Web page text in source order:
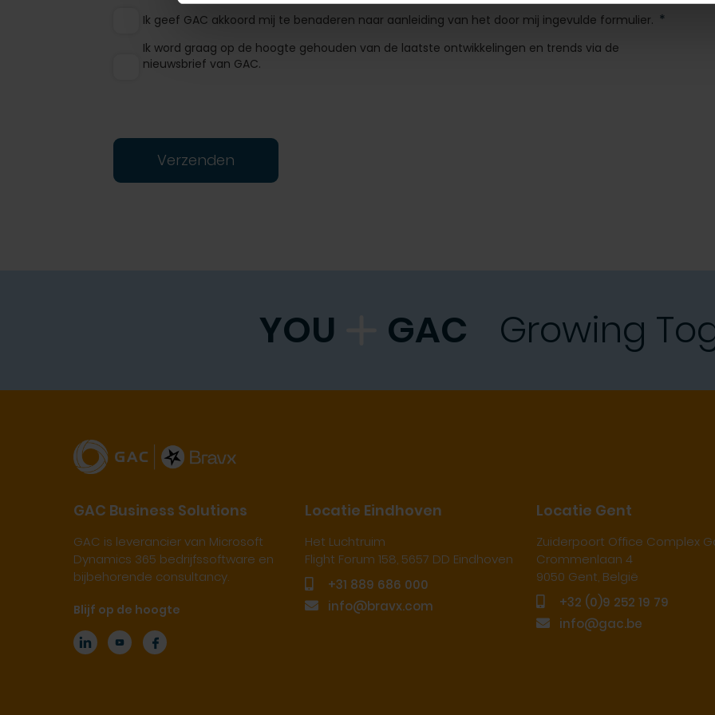
Ik geef GAC akkoord mij te benaderen naar aanleiding van het door mij ingevulde formulier.
Ik word graag op de hoogte gehouden van de laatste ontwikkelingen en trends via de
nieuwsbrief van GAC.
Verzenden
YOU GAC Growing
GAC Business Solutions
GAC is leverancier van Microsoft
Dynamics 365 bedrijfssoftware en
bijbehorende consultancy.
Blijf op de hoogte
Locatie Eindhoven
Het Luchtruim
Flight Forum 158, 5657 DD Eindhoven
+31 889 686 000
info@bravx.com
Locatie Gent
Zuiderpoort Office Complex
Crommenlaan 4
9050 Gent, België
+32 (0)9 252 19 79
info@gac.be